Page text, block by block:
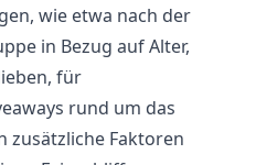
wie etwa nach der
in Bezug auf Alter,
für
rund um das
zusätzliche Faktoren